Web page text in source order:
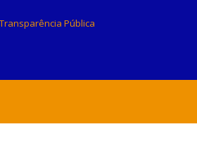
Pública